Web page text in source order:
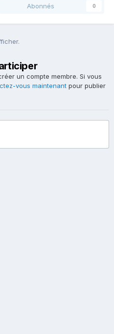
Abonnés 0
un compte membre. Si vous
vous maintenant pour publier